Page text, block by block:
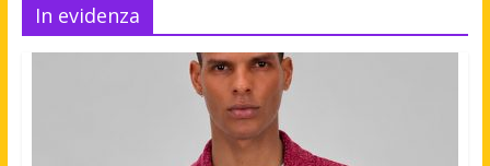
In evidenza